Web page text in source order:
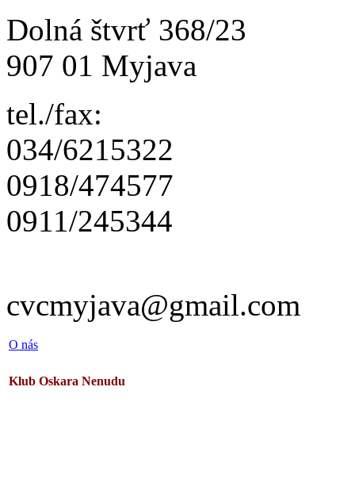
Dolná štvrť 368/23
907 01 Myjava
tel./fax:
034/6215322
0918/474577
0911/245344
cvcmyjava@gmail.com
O nás
Klub Oskara Nenudu